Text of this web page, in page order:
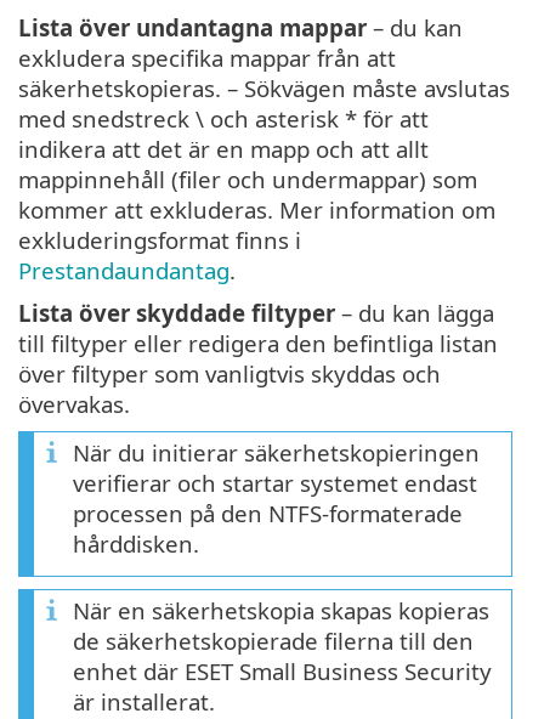
Lista över undantagna mappar – du kan
exkludera specifika mappar från att
säkerhetskopieras. – Sökvägen måste avslutas
med snedstreck \ och asterisk * för att
indikera att det är en mapp och att allt
mappinnehåll (filer och undermappar) som
kommer att exkluderas. Mer information om
exkluderingsformat finns i
Prestandaundantag.
Lista över skyddade filtyper – du kan lägga
till filtyper eller redigera den befintliga listan
över filtyper som vanligtvis skyddas och
övervakas.
När du initierar säkerhetskopieringen
verifierar och startar systemet endast
processen på den NTFS-formaterade
hårddisken.
När en säkerhetskopia skapas kopieras
de säkerhetskopierade filerna till den
enhet där ESET Small Business Security
är installerat.